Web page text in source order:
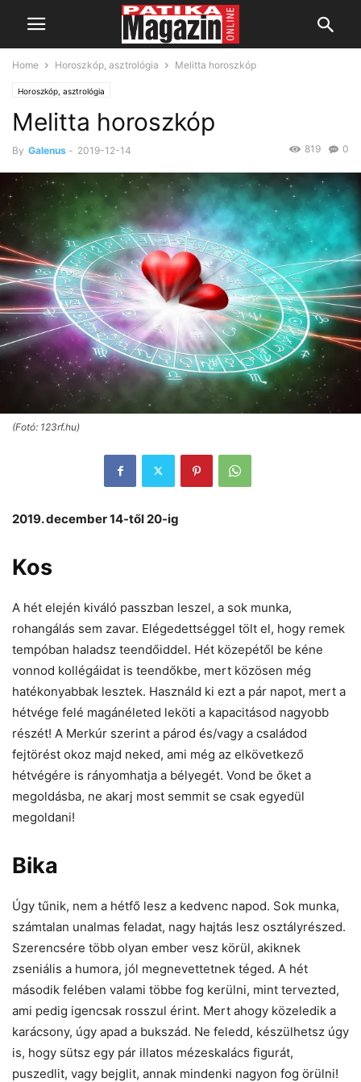
Home Horoszkóp, asztrológia Melitta horoszkóp
Horoszkóp, asztrológia
Melitta horoszkóp
By Galenus - 2019-12-14 0
819
(Fotó: 123rf.hu)
2019. december 14-től 20-ig
Kos
A hét elején kiváló passzban leszel, a sok munka,
rohangálás sem zavar. Elégedettséggel tölt el, hogy remek
tempóban haladsz teendőiddel. Hét közepétől be kéne
vonnod kollégáidat is teendőkbe, mert közösen még
hatékonyabbak lesztek. Használd ki ezt a pár napot, mert a
hétvége felé magánéleted leköti a kapacitásod nagyobb
részét! A Merkúr szerint a párod és/vagy a családod
fejtörést okoz majd neked, ami még az elkövetkező
hétvégére is rányomhatja a bélyegét. Vond be őket a
megoldásba, ne akarj most semmit se csak egyedül
megoldani!
Bika
Úgy tűnik, nem a hétfő lesz a kedvenc napod. Sok munka,
számtalan unalmas feladat, nagy hajtás lesz osztályrészed.
Szerencsére több olyan ember vesz körül, akiknek
zseniális a humora, jól megnevettetnek téged. A hét
második felében valami többe fog kerülni, mint tervezted,
ami pedig igencsak rosszul érint. Mert ahogy közeledik a
karácsony, úgy apad a bukszád. Ne feledd, készülhetsz úgy
is, hogy sütsz egy pár illatos mézeskalács figurát,
puszedlit, vagy bejglit, annak mindenki nagyon fog örülni!